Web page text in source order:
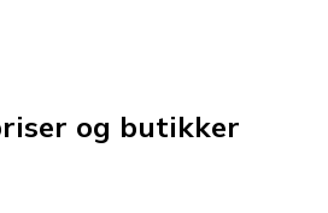
og butikker